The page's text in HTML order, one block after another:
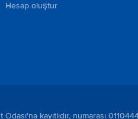
Hesap oluştur
kayıtlıdır, numarası